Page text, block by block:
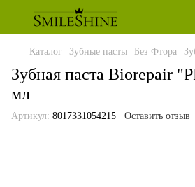
Каталог Зубные пасты Без Фтора
Зубная паста Biorepair
мл
Артикул: 8017331054215 Оставить отзыв